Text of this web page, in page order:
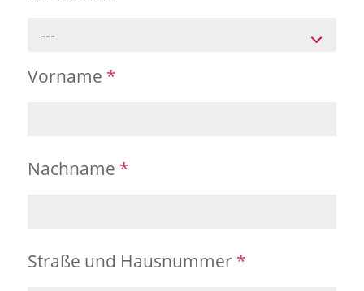
---
Vorname *
Nachname *
Straße und Hausnummer *